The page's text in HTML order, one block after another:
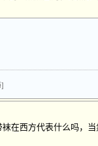
袜在西方代表什么吗，